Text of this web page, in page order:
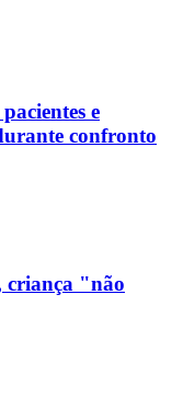
e
confronto
criança "não